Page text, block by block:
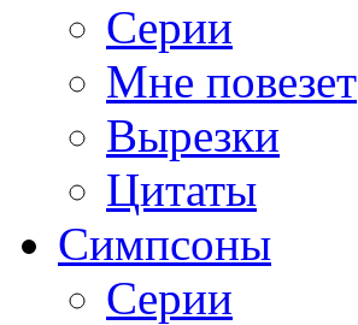
Серии
Мне повезет
Вырезки
Цитаты
Симпсоны
Серии